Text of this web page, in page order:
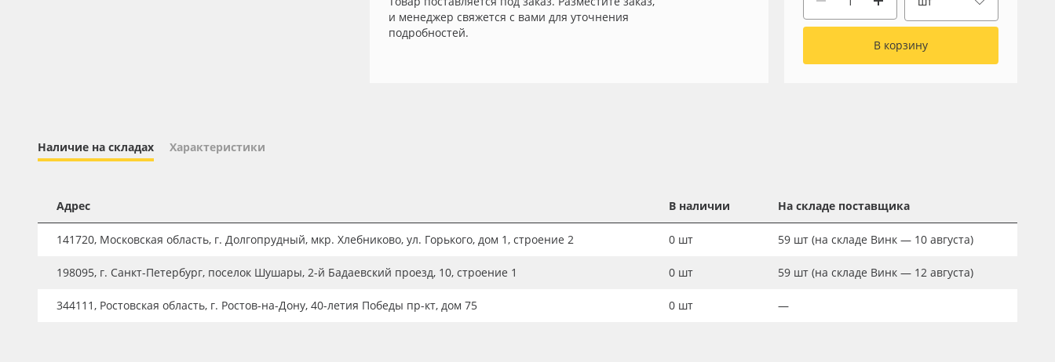
Новинки ассортимента
Плёнка монтажная Oratape
ПЭТ листовой
ПЭТ бэклит
и менеджер свяжется с вами для уточнения
подробностей.
В корзину
Наличие на складах Характеристики
Адрес В наличии На складе поставщика
141720, Московская область, г. Долгопрудный, мкр. Хлебниково, ул. Горького, дом 1, строение 2 0 шт 59 шт (на складе Винк — 10 августа)
198095, г. Санкт-Петербург, поселок Шушары, 2-й Бадаевский проезд, 10, строение 1 0 шт 59 шт (на складе Винк — 12 августа)
344111, Ростовская область, г. Ростов-на-Дону, 40-летия Победы пр-кт, дом 75 0 шт —